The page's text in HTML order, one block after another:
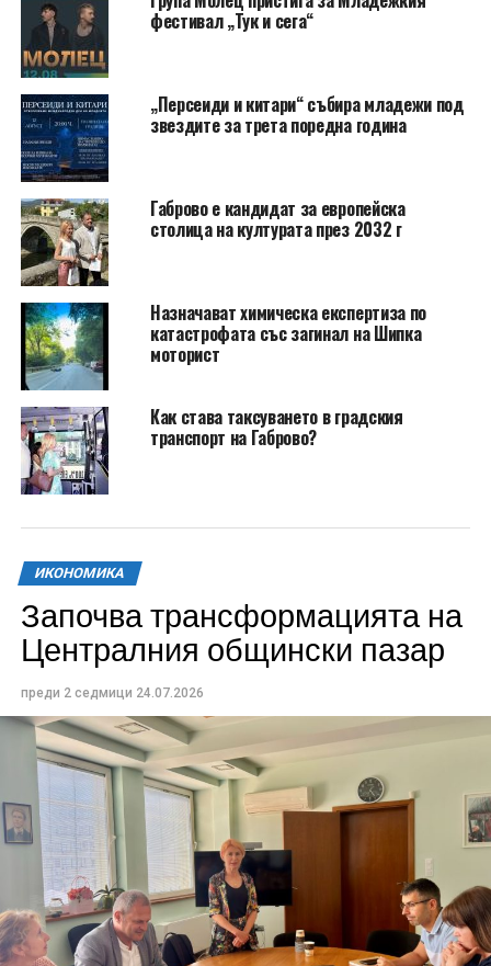
фестивал „Тук и сега“
„Персеиди и китари“ събира младежи под
звездите за трета поредна година
Габрово е кандидат за европейска
столица на културата през 2032 г
Назначават химическа експертиза по
катастрофата със загинал на Шипка
моторист
Как става таксуването в градския
транспорт на Габрово?
ИКОНОМИКА
Започва трансформацията на
Централния общински пазар
преди 2 седмици 24.07.2026